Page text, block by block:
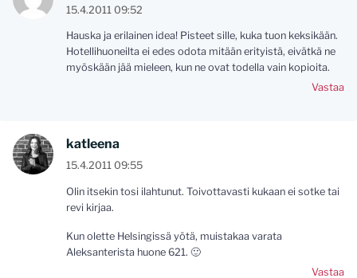
15.4.2011 09:52
Hauska ja erilainen idea! Pisteet sille, kuka tuon keksikään.
Hotellihuoneilta ei edes odota mitään erityistä, eivätkä ne
myöskään jää mieleen, kun ne ovat todella vain kopioita.
Vastaa
katleena
15.4.2011 09:55
Olin itsekin tosi ilahtunut. Toivottavasti kukaan ei sotke tai
revi kirjaa.
Kun olette Helsingissä yötä, muistakaa varata
Aleksanterista huone 621. 🙂
Vastaa